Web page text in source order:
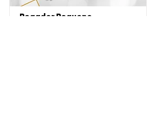
Pegador Pequeno